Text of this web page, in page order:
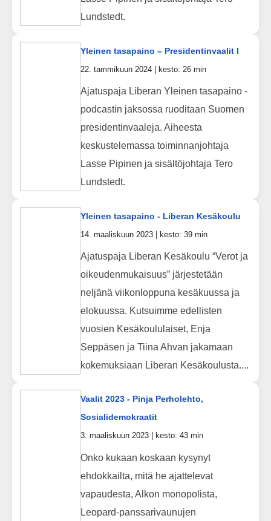
Lundstedt.
Yleinen tasapaino – Presidentinvaalit I
22. tammikuun 2024 | kesto: 26 min
Ajatuspaja Liberan Yleinen tasapaino -
podcastin jaksossa ruoditaan Suomen
presidentinvaaleja. Aiheesta
keskustelemassa toiminnanjohtaja
Lasse Pipinen ja sisältöjohtaja Tero
Lundstedt.
Yleinen tasapaino - Liberan Kesäkoulu
14. maaliskuun 2023 | kesto: 39 min
Ajatuspaja Liberan Kesäkoulu “Verot ja
oikeudenmukaisuus” järjestetään
neljänä viikonloppuna kesäkuussa ja
elokuussa. Kutsuimme edellisten
vuosien Kesäkoululaiset, Enja
Seppäsen ja Tiina Ahvan jakamaan
kokemuksiaan Liberan Kesäkoulusta....
Vaalit 2023 - Pinja Perholehto,
Sosialidemokraatit
3. maaliskuun 2023 | kesto: 43 min
Onko kukaan koskaan kysynyt
ehdokkailta, mitä he ajattelevat
vapaudesta, Alkon monopolista,
Leopard-panssarivaunujen